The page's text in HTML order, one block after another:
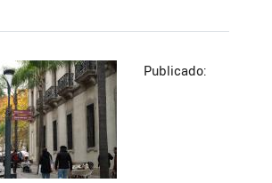
Publicado: